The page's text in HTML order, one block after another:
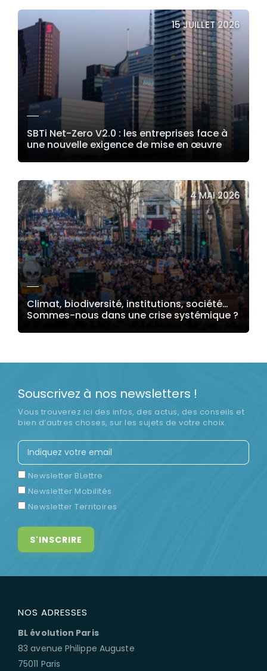
LIRE LA SUITE
15 JUILLET 2026
SBTi Net-Zero V2.0 : les entreprises face à
une nouvelle exigence de mise en œuvre
LIRE LA SUITE
4 MAI 2026
Climat, biodiversité, institutions, société…
Sommes-nous dans une crise systémique ?
Souscrivez à nos newsletters !
Vous trouverez ici des infos, des actus, des conseils et
bien d’autres choses, sur les sujets de votre choix.
Newsletter BLettre
Newsletter Mobilités
Newsletter Territoires
NOS ADRESSES
BL évolution Paris
83 avenue Philippe Auguste
75011 Paris